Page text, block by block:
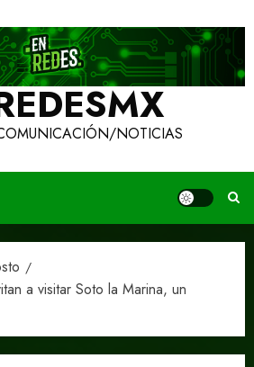
NOTICIAS
a visitar Soto la Marina, un